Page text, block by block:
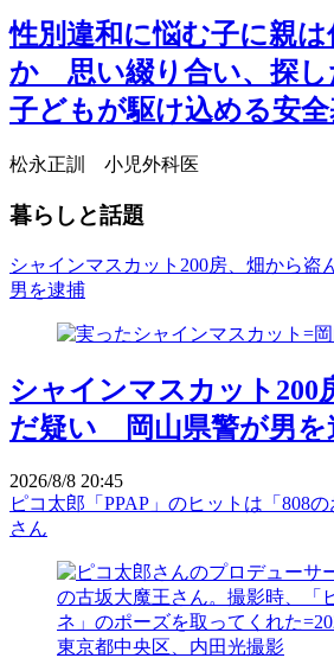
性別違和に悩む子に親
か 思い綴り合い、探
子どもが駆け込める安
松永正訓 小児外科医
暮らしと話題
シャインマスカット200房、畑から
男を逮捕
シャインマスカット200
だ疑い 岡山県警が男を
2026/8/8 20:45
ピコ太郎「PPAP」のヒットは「808
さん